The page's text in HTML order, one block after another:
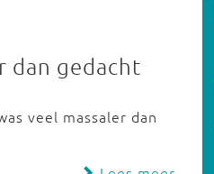
dan gedacht
veel massaler dan